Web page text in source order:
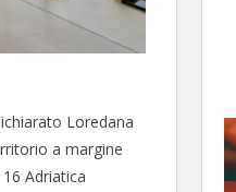
Loredana
a margine
Adriatica